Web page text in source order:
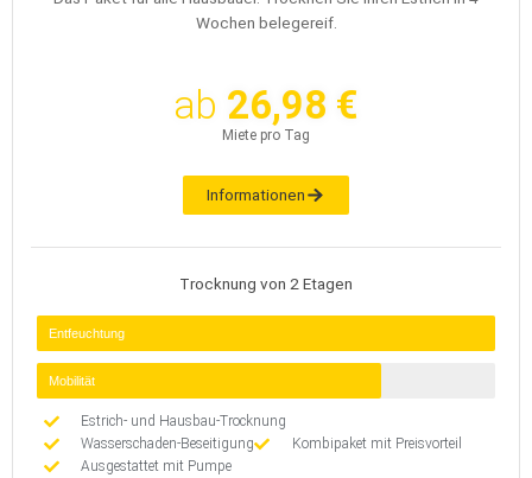
Wochen belegereif.
ab 26,98 €
Miete pro Tag
Informationen
Trocknung von 2 Etagen
Entfeuchtung
Mobilität
Estrich- und Hausbau-Trocknung
Wasserschaden-Beseitigung
Kombipaket mit Preisvorteil
Ausgestattet mit Pumpe